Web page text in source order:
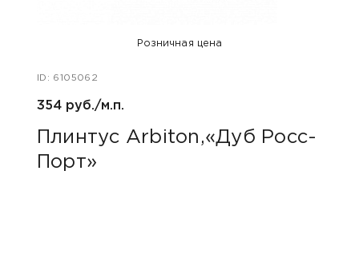
Розничная цена
ID: 6105062
354 руб./м.п.
Плинтус Arbiton,«Дуб Росс-
Порт»